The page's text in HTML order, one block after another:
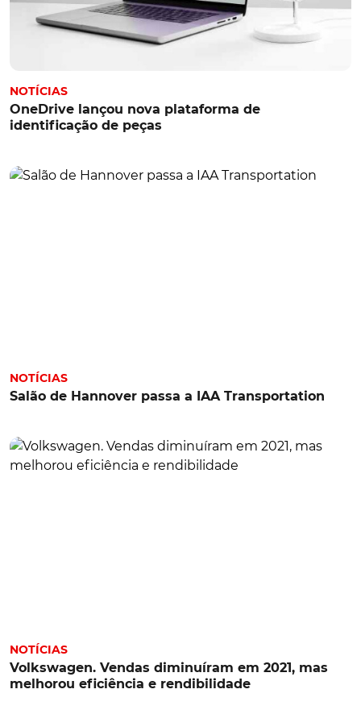
NOTÍCIAS
OneDrive lançou nova plataforma de
identificação de peças
NOTÍCIAS
Salão de Hannover passa a IAA Transportation
NOTÍCIAS
Volkswagen. Vendas diminuíram em 2021, mas
melhorou eficiência e rendibilidade